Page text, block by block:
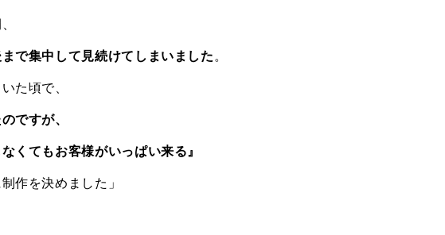
で集中して見続けてしまいました。
た頃で、
ですが、
くてもお客様がいっぱい来る』
作を決めました」